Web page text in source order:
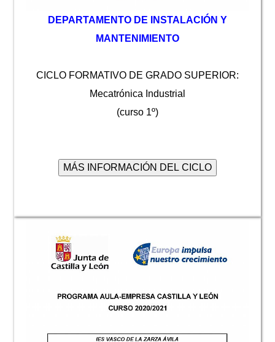
D EPARTAMENTO DE INSTALACIÓN Y
MANTENIMIENTO
CICLO FORMATIVO DE GRADO SUPERIOR:
Mecatrónica Industrial
(curso 1º)